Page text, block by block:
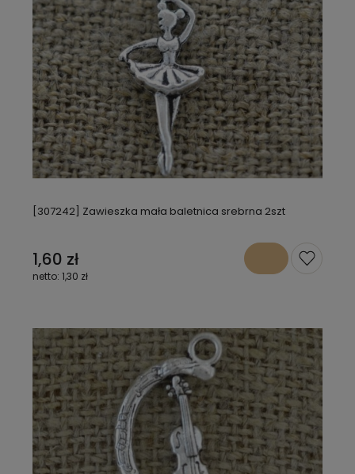
[307242] Zawieszka mała baletnica srebrna 2szt
1,60 zł
1,30 zł